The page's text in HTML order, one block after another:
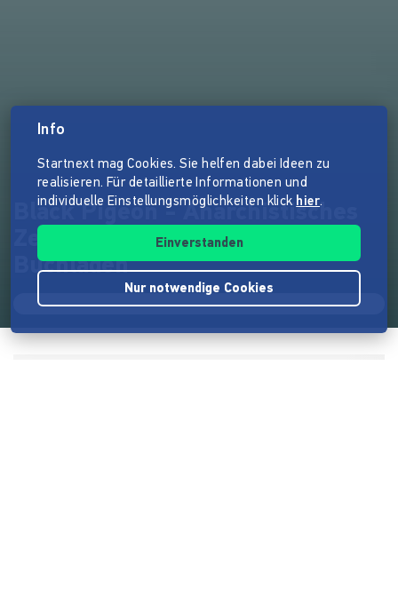
Black Pigeon - Anarchistisches
Zentrum Dortmund mit
Buchladen
Info
Startnext mag Cookies. Sie helfen dabei Ideen zu
realisieren. Für detaillierte Informationen und
individuelle Einstellungsmöglichkeiten klick hier.
Einverstanden
Nur notwendige Cookies